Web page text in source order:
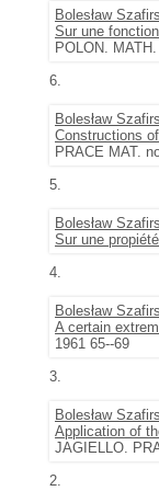
Bolesław
Sur une
POLON.
6.
Bolesław
Constructions
PRACE MAT.
5.
Bolesław
Sur une
4.
Bolesław
A certain
1961 65--69
3.
Bolesław
Application of
JAGIELLO.
2.